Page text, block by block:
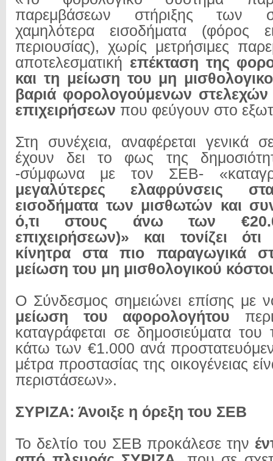
παρεμβάσεων στήριξης των
χαμηλότερα εισοδήματα (φόρος
περιουσίας), χωρίς μετρήσιμες
αποτελεσματική επέκταση της
και τη μείωση του μη
βαριά φορολογούμενων στελεχών
επιχειρήσεων που φεύγουν στο
Στη συνέχεια, αναφέρεται γενικά
έχουν δει το φως της
-σύμφωνα με τον ΣΕΒ-
μεγαλύτερες ελαφρύνσεις
εισοδήματα των μισθωτών και
ό,τι στους άνω των
επιχειρήσεων)» και τονίζει
κίνητρα στα πιο παραγωγικά
μείωση του μη μισθολογικού
Ο Σύνδεσμος σημειώνει επίσης με
μείωση του αφορολογήτου
καταγράφεται σε δημοσιεύματα
κάτω των €1.000 ανά
μέτρα προστασίας της οικογένειας
περιστάσεων».
ΣΥΡΙΖΑ: Άνοιξε η όρεξη του ΣΕΒ
Το δελτίο του ΣΕΒ προκάλεσε την